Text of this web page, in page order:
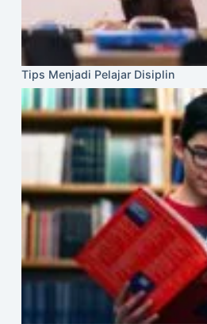
Tips Menjadi Pelajar Disiplin